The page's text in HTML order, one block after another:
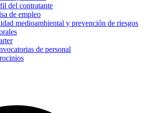
del contratante
de empleo
medioambiental y prevención de riesgos
de personal